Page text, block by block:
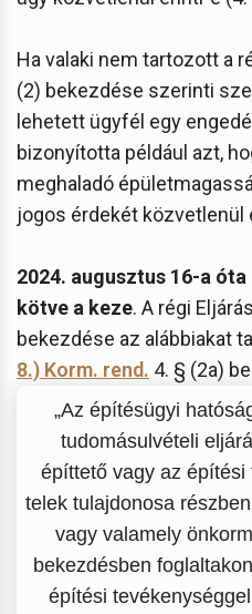
Ha valaki nem tartozott a
(2) bekezdése szerinti
lehetett ügyfél egy
bizonyította például azt,
meghaladó
jogos érdekét közvetlenül
2024. augusztus 16-a
kötve a keze. A régi
bekezdése az alábbiakat
8.) Korm. rend. 4. § (2a)
„Az építésügyi
tudomásulvételi
építtető vagy az
telek tulajdonosa
vagy valamely
bekezdésben
építési